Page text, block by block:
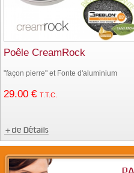
Poêle CreamRock
"façon pierre" et Fonte d'aluminium
29.00 € T.T.C.